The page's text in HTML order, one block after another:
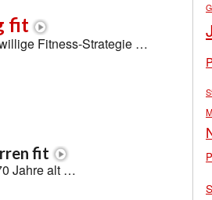
fit
Fitness-Strategie …
fit
Jahre alt …